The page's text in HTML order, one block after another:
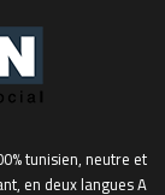
tunisien, neutre et
en deux langues A